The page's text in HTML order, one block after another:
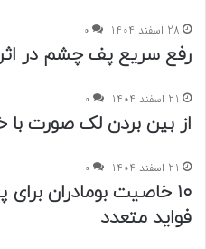
28 اسفند 1404 0
رفع سریع پف چشم در
21 اسفند 1404 0
از بین بردن لک صورت با
21 اسفند 1404 0
۱۰ خاصیت بومادران
فواید متعدد